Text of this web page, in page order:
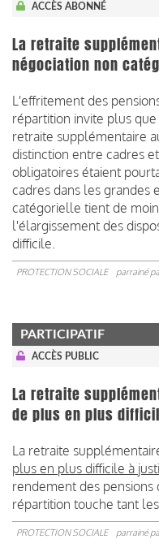
ACCÈS ABONNÉ
La retraite
négociation non
L'effritement des
répartition invite plus
retraite supplémentaire
distinction entre cadres
obligatoires étaient
cadres dans les grandes
catégorielle tient de
l'élargissement des
difficile.
PROTECTION SOCIALE parrainé
PARTICIPATIF
ACCÈS PUBLIC
La retraite
de plus en plus
La retraite
plus en plus difficile à
rendement des
répartition touche tant
PROTECTION SOCIALE parrainé